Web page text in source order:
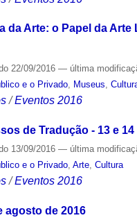
da Arte: o Papel da
22/09/2016— última
e o Privado, Museus,
/Eventos 2016
de Tradução - 13 e
13/09/2016— última
e o Privado,Arte,Cultura
/Eventos 2016
agosto de 2016